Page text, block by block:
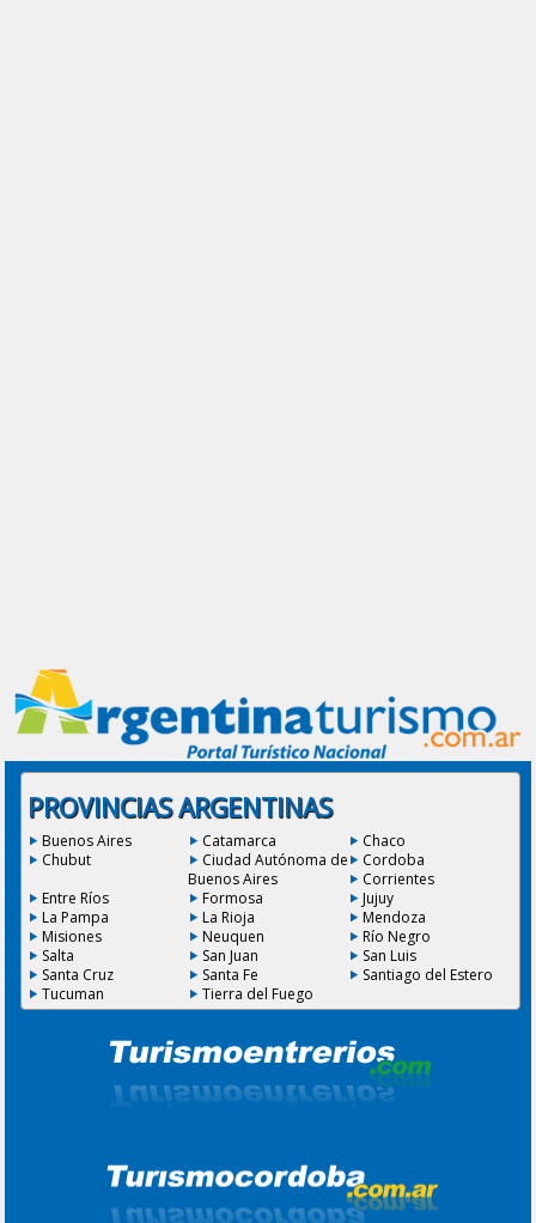
PROVINCIAS ARGENTINAS
Buenos Aires Catamarca
Chaco
Chubut
Ciudad Autónoma de
Buenos Aires
Cordoba
Corrientes
Entre Ríos
Formosa
Jujuy
La Pampa
La Rioja
Mendoza
Misiones
Neuquen
Río Negro
Salta
San Juan
San Luis
Santa Cruz
Santa Fe
Santiago del Estero
Tucuman
Tierra del Fuego